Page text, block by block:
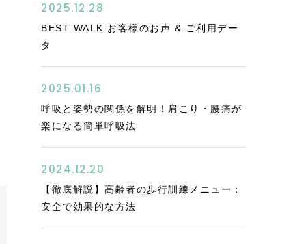
2025.12.28
BEST WALK お客様のお声 & ご利用デー
タ
2025.01.16
呼吸と姿勢の関係を解明！肩こり・腰痛が
楽になる簡単呼吸法
2024.12.20
【徹底解説】高齢者の歩行訓練メニュー：
安全で効果的な方法